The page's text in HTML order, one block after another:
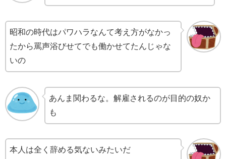
昭和の時代はパワハラなんて考え方がなかっ
たから罵声浴びせてでも働かせてたんじゃな
いの
あんま関わるな。解雇されるのが目的の奴か
も
本人は全く辞める気ないみたいだ